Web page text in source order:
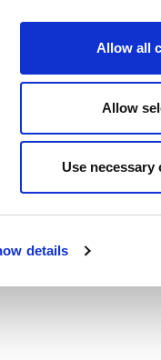
details
Allow all
Allow
Use necessary
Company